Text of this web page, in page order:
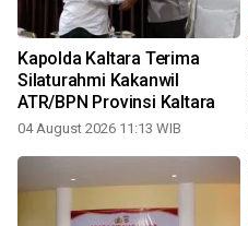
Kapolda Kaltara Terima
Silaturahmi Kakanwil
ATR/BPN Provinsi Kaltara
04 August 2026 11:13 WIB